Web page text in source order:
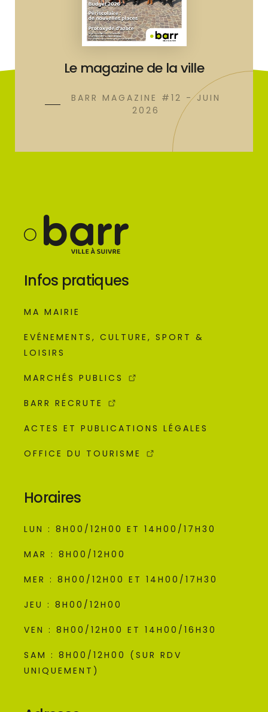
Le magazine de la ville
BARR MAGAZINE #12 - JUIN
2026
Infos pratiques
MA MAIRIE
EVÉNEMENTS, CULTURE, SPORT &
LOISIRS
MARCHÉS PUBLICS
BARR RECRUTE
ACTES ET PUBLICATIONS LÉGALES
OFFICE DU TOURISME
Horaires
LUN : 8H00/12H00 ET 14H00/17H30
MAR : 8H00/12H00
MER : 8H00/12H00 ET 14H00/17H30
JEU : 8H00/12H00
VEN : 8H00/12H00 ET 14H00/16H30
SAM : 8H00/12H00 (SUR RDV
UNIQUEMENT)